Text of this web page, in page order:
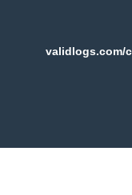
validlogs.com/